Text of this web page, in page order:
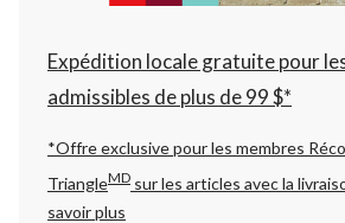
Expédition locale gratuite pour
admissibles de plus de 99 $*
*Offre exclusive pour les membres
TriangleMD sur les articles avec la
savoir plus